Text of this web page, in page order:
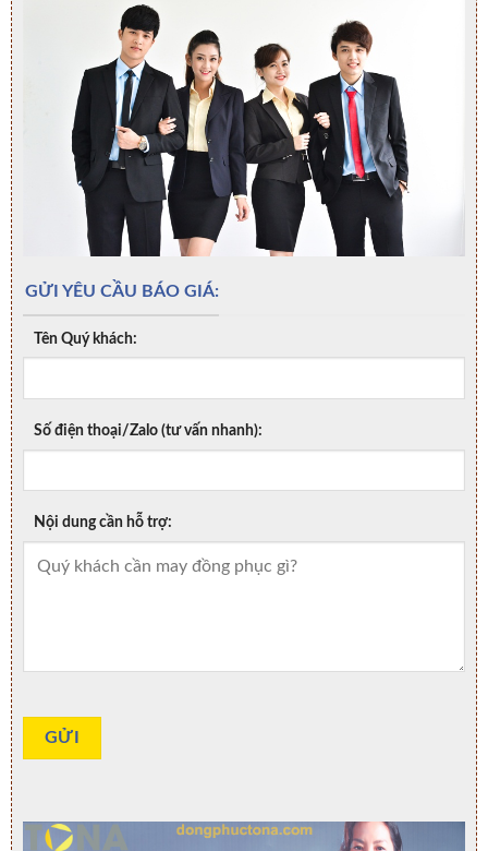
GỬI YÊU CẦU BÁO GIÁ:
Tên Quý khách:
Số điện thoại/Zalo (tư vấn nhanh):
Nội dung cần hỗ trợ: